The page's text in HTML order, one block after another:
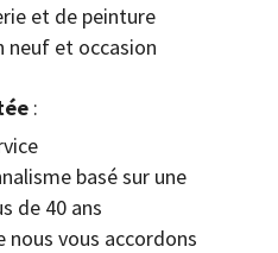
et de peinture
neuf et occasion
:
basé sur une
de 40 ans
nous vous accordons